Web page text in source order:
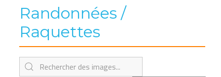
Randonnées /
Raquettes